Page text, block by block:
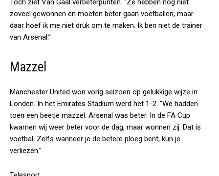
Toch ziet Van Gaal verbeterpunten. “Ze hebben nog niet
zoveel gewonnen en moeten beter gaan voetballen, maar
daar hoef ik me niet druk om te maken. Ik ben niet de trainer
van Arsenal.”
Mazzel
Manchester United won vorig seizoen op gelukkige wijze in
Londen. In het Emirates Stadium werd het 1-2. “We hadden
toen een beetje mazzel. Arsenal was beter. In de FA Cup
kwamen wij weer beter voor de dag, maar wonnen zij. Dat is
voetbal. Zelfs wanneer je de betere ploeg bent, kun je
verliezen.”